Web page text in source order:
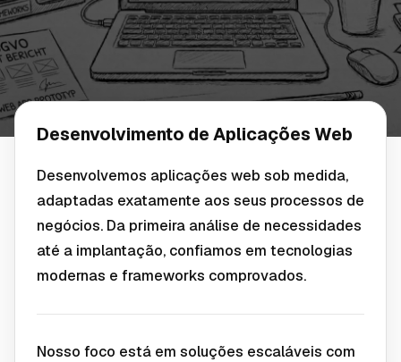
Desenvolvimento de Aplicações Web
Desenvolvemos aplicações web sob medida,
adaptadas exatamente aos seus processos de
negócios. Da primeira análise de necessidades
até a implantação, confiamos em tecnologias
modernas e frameworks comprovados.
Nosso foco está em soluções escaláveis com